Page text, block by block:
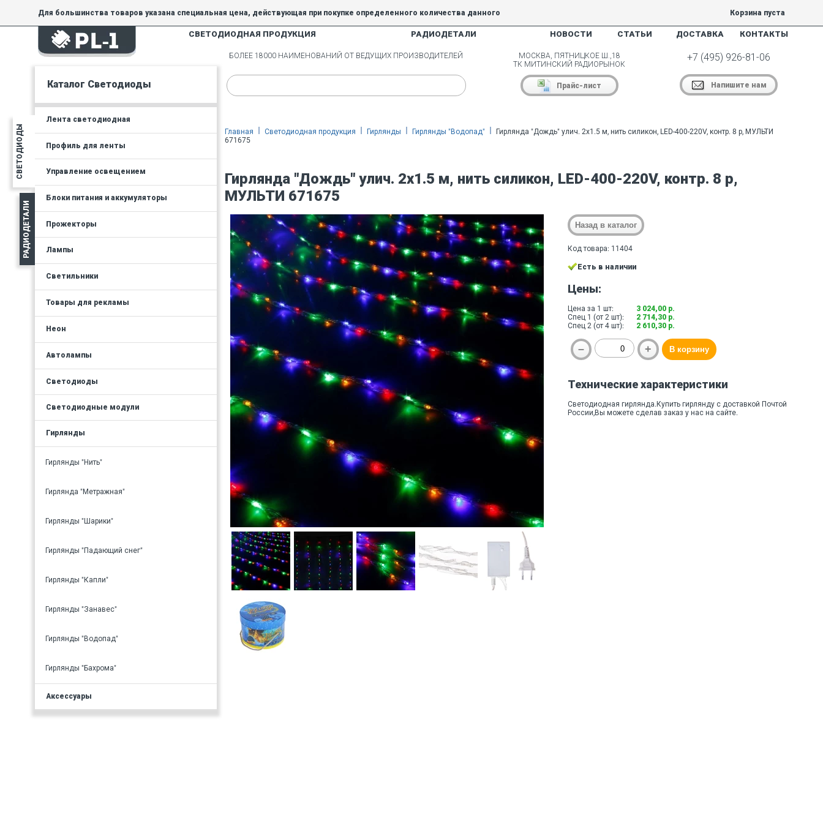
Для большинства товаров указана специальная цена, действующая при покупке определенного количества данного
товара.
На товары, купленные по специальной цене, общие скидки 5% и 10% не действуют.
Корзина пуста
СВЕТОДИОДНАЯ ПРОДУКЦИЯ РАДИОДЕТАЛИ НОВОСТИ СТАТЬИ ДОСТАВКА КОНТАКТЫ
СВЕТОДИОДЫ
РАДИОДЕТАЛИ
Каталог Светодиоды
Лента светодиодная
Профиль для ленты
Управление освещением
Блоки питания и аккумуляторы
Прожекторы
Лампы
Светильники
Товары для рекламы
Неон
Автолампы
Светодиоды
Светодиодные модули
Гирлянды
Гирлянды "Нить"
Гирлянда "Метражная"
Гирлянды "Шарики"
Гирлянды "Падающий снег"
Гирлянды "Капли"
Гирлянды "Занавес"
Гирлянды "Водопад"
Гирлянды "Бахрома"
Аксессуары
БОЛЕЕ 18000 НАИМЕНОВАНИЙ ОТ ВЕДУЩИХ ПРОИЗВОДИТЕЛЕЙ
МОСКВА, ПЯТНИЦКОЕ Ш.,18
ТК МИТИНСКИЙ РАДИОРЫНОК
Прайс-лист
+7 (495) 926-81-06
Напишите нам
Главная Светодиодная продукция Гирлянды Гирлянды "Водопад"
Гирлянда "Дождь" улич. 2х1.5 м, нить силикон, LED-400-220V, контр. 8 р, МУЛЬТИ
671675
Гирлянда "Дождь" улич. 2х1.5 м, нить силикон, LED-400-220V, контр. 8 р,
МУЛЬТИ 671675
Код товара: 11404
Есть в наличии
Цены:
Цена за 1 шт:
3 024,00 р.
Спец 1 (от 2 шт):
2 714,30 р.
Спец 2 (от 4 шт):
2 610,30 р.
Технические характеристики
Светодиодная гирлянда.Купить гирлянду с доставкой Почтой
России,Вы можете сделав заказ у нас на сайте.